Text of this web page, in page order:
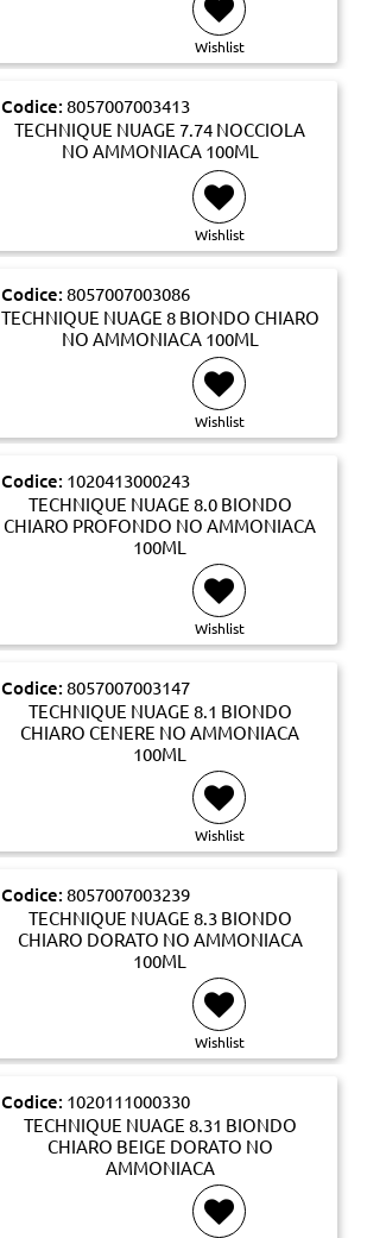
Wishlist
Codice: 8057007003413
TECHNIQUE NUAGE 7.74 NOCCIOLA
NO AMMONIACA 100ML
Wishlist
Codice: 8057007003086
TECHNIQUE NUAGE 8 BIONDO CHIARO
NO AMMONIACA 100ML
Wishlist
Codice: 1020413000243
TECHNIQUE NUAGE 8.0 BIONDO
CHIARO PROFONDO NO AMMONIACA
100ML
Wishlist
Codice: 8057007003147
TECHNIQUE NUAGE 8.1 BIONDO
CHIARO CENERE NO AMMONIACA
100ML
Wishlist
Codice: 8057007003239
TECHNIQUE NUAGE 8.3 BIONDO
CHIARO DORATO NO AMMONIACA
100ML
Wishlist
Codice: 1020111000330
TECHNIQUE NUAGE 8.31 BIONDO
CHIARO BEIGE DORATO NO
AMMONIACA